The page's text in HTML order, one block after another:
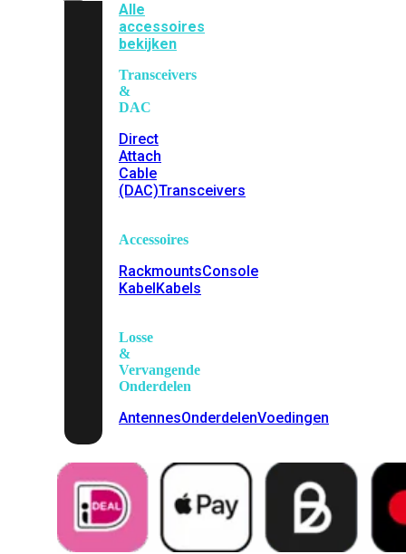
Alle
accessoires
bekijken
Transceivers
&
DAC
Direct
Attach
Cable
(DAC)Transceivers
Accessoires
RackmountsConsole
KabelKabels
Losse
&
Vervangende
Onderdelen
AntennesOnderdelenVoedingen